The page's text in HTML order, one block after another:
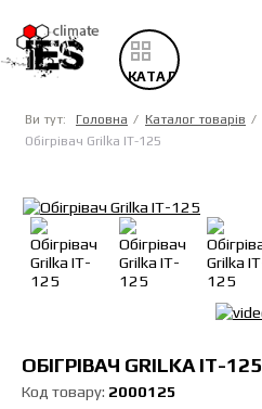
КАТАЛОГ
Ви тут: Головна Каталог товарів
Обігрівач Grilka IT-125
ОБІГРІВАЧ GRILKA IT-125
Код товару: 2000125